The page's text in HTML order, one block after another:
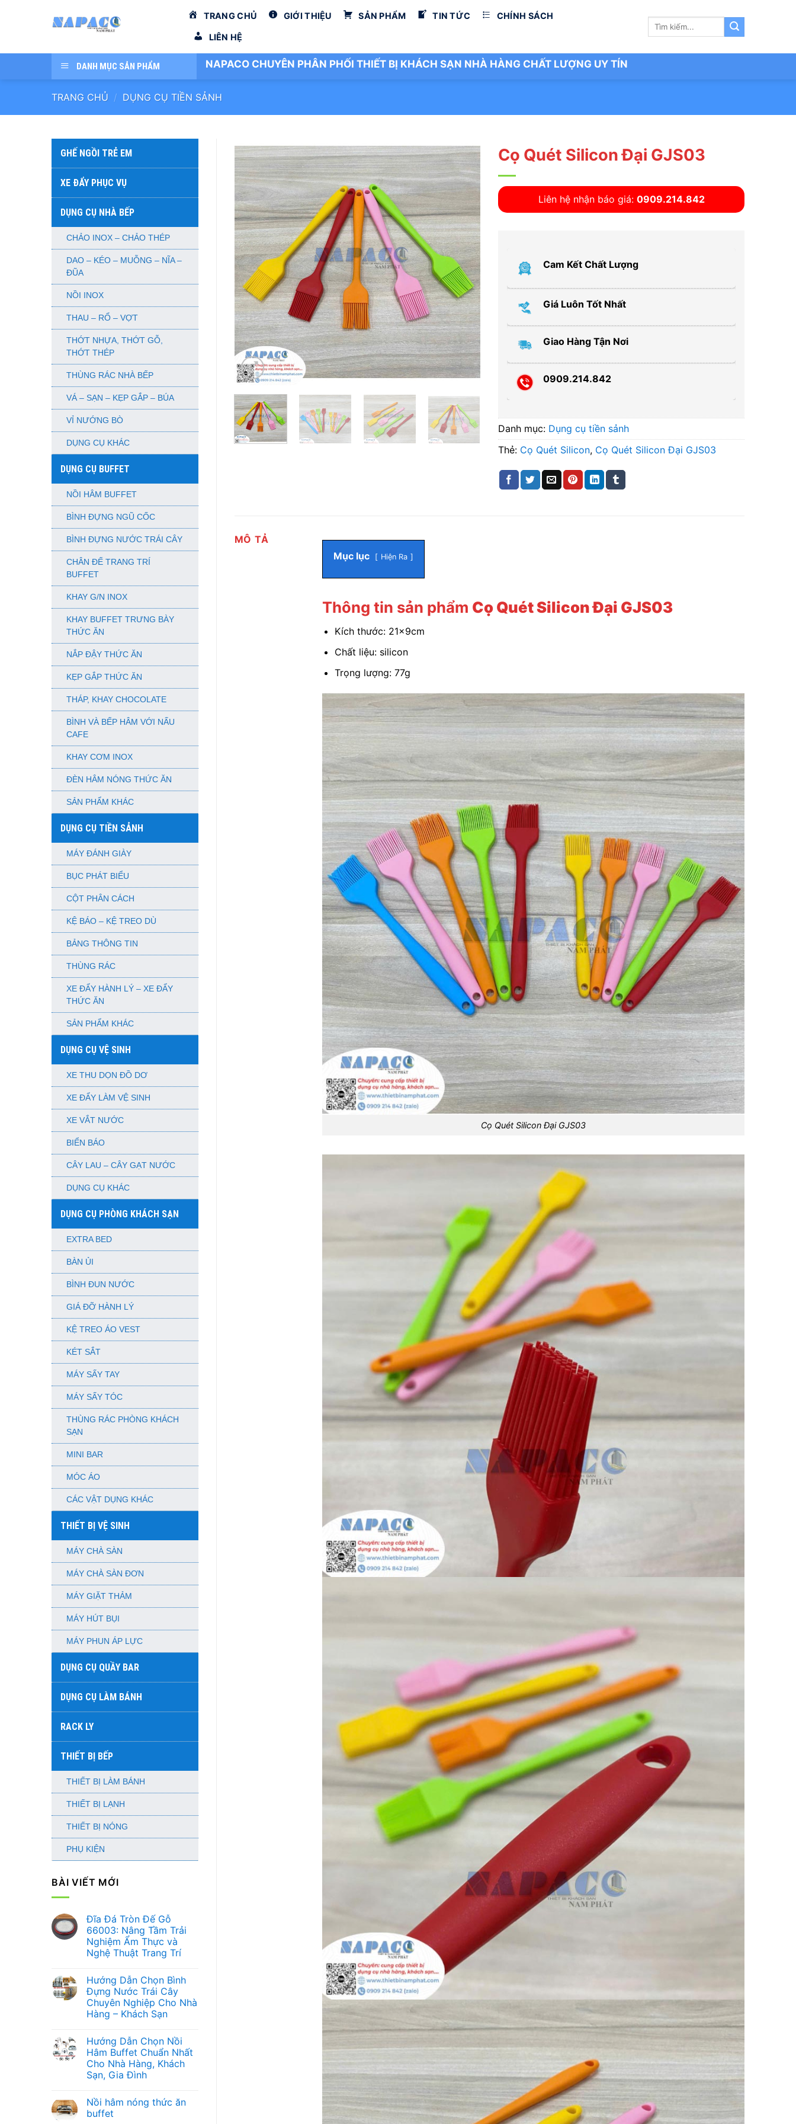
dung
TRANG CHỦ GIỚI THIỆU SẢN PHẨM TIN TỨC CHÍNH SÁCH
LIÊN HỆ
Tìm
DANH MỤC SẢN PHẨM NAPACO CHUYÊN PHÂN PHỐI THIẾT BỊ KHÁCH SẠN NHÀ HÀNG CHẤT LƯỢNG UY TÍN
TRANG CHỦ / DỤNG CỤ TIỀN SẢNH
GHẾ NGỒI TRẺ EM
XE ĐẨY PHỤC VỤ
DỤNG CỤ NHÀ BẾP
CHẢO INOX – CHẢO THÉP
DAO – KÉO – MUỖNG – NĨA –
ĐŨA
NỒI INOX
THAU – RỔ – VỢT
THỚT NHỰA, THỚT GỖ,
THỚT THÉP
THÙNG RÁC NHÀ BẾP
VÁ – SẠN – KẸP GẮP – BÚA
VỈ NƯỚNG BÒ
DỤNG CỤ KHÁC
DỤNG CỤ BUFFET
NỒI HÂM BUFFET
BÌNH ĐỰNG NGŨ CỐC
BÌNH ĐỰNG NƯỚC TRÁI CÂY
CHÂN ĐẾ TRANG TRÍ
BUFFET
KHAY G/N INOX
KHAY BUFFET TRƯNG BÀY
THỨC ĂN
NẮP ĐẬY THỨC ĂN
KẸP GẮP THỨC ĂN
THÁP, KHAY CHOCOLATE
BÌNH VÀ BẾP HÂM VỚI NẤU
CAFE
KHAY CƠM INOX
ĐÈN HÂM NÓNG THỨC ĂN
SẢN PHẨM KHÁC
DỤNG CỤ TIỀN SẢNH
MÁY ĐÁNH GIÀY
BỤC PHÁT BIỂU
CỘT PHÂN CÁCH
KỆ BÁO – KỆ TREO DÙ
BẢNG THÔNG TIN
THÙNG RÁC
XE ĐẨY HÀNH LÝ – XE ĐẨY
THỨC ĂN
SẢN PHẨM KHÁC
DỤNG CỤ VỆ SINH
XE THU DỌN ĐỒ DƠ
XE ĐẨY LÀM VỆ SINH
XE VẮT NƯỚC
BIỂN BÁO
CÂY LAU – CÂY GẠT NƯỚC
DỤNG CỤ KHÁC
DỤNG CỤ PHÒNG KHÁCH SẠN
EXTRA BED
BÀN ỦI
BÌNH ĐUN NƯỚC
GIÁ ĐỠ HÀNH LÝ
KỆ TREO ÁO VEST
KÉT SẮT
MÁY SẤY TAY
MÁY SẤY TÓC
THÙNG RÁC PHÒNG KHÁCH
SẠN
MINI BAR
MÓC ÁO
CÁC VẬT DỤNG KHÁC
THIẾT BỊ VỆ SINH
MÁY CHÀ SÀN
MÁY CHÀ SÀN ĐƠN
MÁY GIẶT THẢM
MÁY HÚT BỤI
MÁY PHUN ÁP LỰC
DỤNG CỤ QUẦY BAR
DỤNG CỤ LÀM BÁNH
RACK LY
THIẾT BỊ BẾP
THIẾT BỊ LÀM BÁNH
THIẾT BỊ LẠNH
THIẾT BỊ NÓNG
PHỤ KIỆN
BÀI VIẾT MỚI
Đĩa Đá Tròn Đế Gỗ
66003: Nâng Tầm Trải
Nghiệm Ẩm Thực và
Nghệ Thuật Trang Trí
bình
luận
ở
Đĩa
Đá
Tròn
66003:
Nâng
Tầm
Trải
Nghiệm
Ẩm
Nghệ
Thuật
Trang
Hướng Dẫn Chọn Bình
Đựng Nước Trái Cây
Chuyên Nghiệp Cho Nhà
Hàng – Khách Sạn
bình
luận
ở
Hướng
Dẫn
Chọn
Nước
Trái
Cây
Hướng Dẫn Chọn Nồi
Hâm Buffet Chuẩn Nhất
Cho Nhà Hàng, Khách
Sạn, Gia Đình
bình
luận
ở
Nồi hâm nóng thức ăn
buffet
Cọ Quét Silicon Đại GJS03
Liên hệ nhận báo giá: 0909.214.842
Cam Kết Chất Lượng
Giá Luôn Tốt Nhất
Giao Hàng Tận Nơi
0909.214.842
Danh mục: Dụng cụ tiền sảnh
Thẻ: Cọ Quét Silicon, Cọ Quét Silicon Đại GJS03
MÔ TẢ
Mục lục
Hiện Ra
Thông tin sản phẩm Cọ Quét Silicon Đại GJS03
Kích thước: 21x9cm
Chất liệu: silicon
Trọng lượng: 77g
Cọ Quét Silicon Đại GJS03